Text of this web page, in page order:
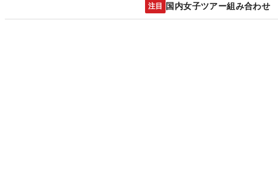
注目 国内女子ツアー組み合わせ